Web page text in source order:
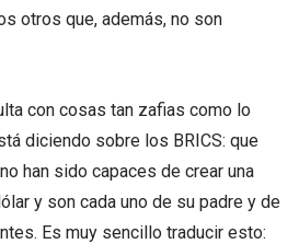
otros que, además, no son
con cosas tan zafias como lo
diciendo sobre los BRICS: que
han sido capaces de crear una
y son cada uno de su padre y de
Es muy sencillo traducir esto: